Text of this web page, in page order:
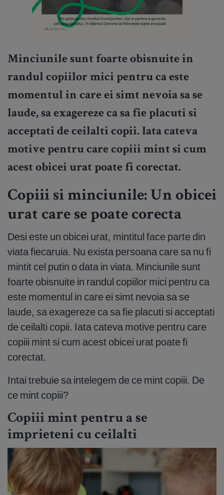
Minciunile sunt foarte obisnuite in
randul copiilor mici pentru ca este
momentul in care ei simt nevoia sa se
laude, sa exagereze ca sa fie placuti si
acceptati de ceilalti copii. Iata cateva
motive pentru care copiii mint si cum
acest obicei urat poate fi corectat.
Copiii si minciunile: Un obicei
urat care se poate corecta
Desi este un obicei urat, mintitul face parte din
viata fiecaruia. Nu exista persoana care sa nu fi
mintit cel putin o data in viata. Minciunile sunt
foarte obisnuite in randul copiilor mici pentru ca
este momentul in care ei simt nevoia sa se
laude, sa exagereze ca sa fie placuti si acceptati
de ceilalti copii. Iata cateva motive pentru care
copiii mint si cum acest obicei urat poate fi
corectat.
Intai trebuie sa intelegem de ce mint copiii. De
ce mint copiii?
Copiii mint pentru a se
imprieteni cu ceilalti